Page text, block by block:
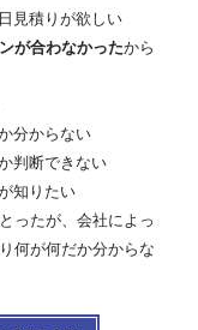
見積りが欲しい
が合わなかったから
分からない
判断できない
知りたい
ったが、会社によっ
何が何だか分からな